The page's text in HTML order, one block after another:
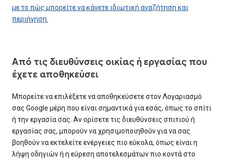
με το πώς μπορείτε να κάνετε ιδιωτική αναζήτηση και
περιήγηση.
Από τις διευθύνσεις οικίας ή εργασίας που
έχετε αποθηκεύσει
Μπορείτε να επιλέξετε να αποθηκεύσετε στον Λογαριασμό
σας Google μέρη που είναι σημαντικά για εσάς, όπως το σπίτι
ή την εργασία σας. Αν ορίσετε τις διευθύνσεις σπιτιού ή
εργασίας σας, μπορούν να χρησιμοποιηθούν για να σας
βοηθούν να εκτελείτε ενέργειες πιο εύκολα, όπως είναι η
λήψη οδηγιών ή η εύρεση αποτελεσμάτων πιο κοντά στο